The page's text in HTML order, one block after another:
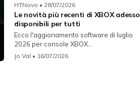
HTNovo • 28/07/2026
Le novità più recenti di XBOX adesso
disponibili per tutti
Ecco l'aggionamento software di luglio
2026 per console XBOX...
Jo Val • 16/07/2026